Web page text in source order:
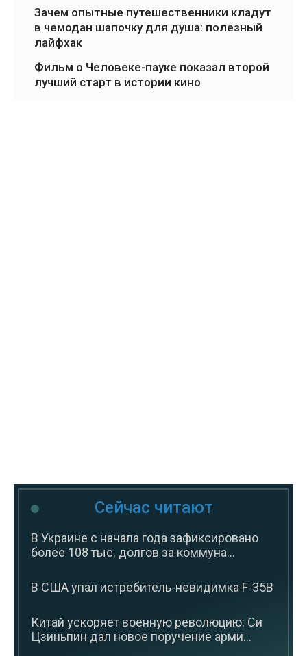
Зачем опытные путешественники кладут
в чемодан шапочку для душа: полезный
лайфхак
Фильм о Человеке-пауке показал второй
лучший старт в истории кино
Сейчас читают
В Украине с начала года зафиксировано
более 108 тыс. долгов за коммуна...
В США упал истребитель-невидимка F-35B
Китай ускоряет военную революцию: Си
Цзиньпин дал новое поручение арми...